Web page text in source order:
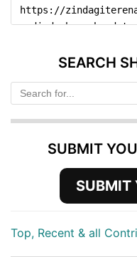
SEARCH
SUBMIT
SUBMIT
Top, Recent & all